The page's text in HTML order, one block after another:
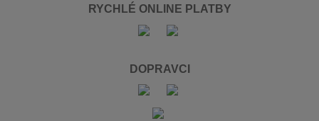
RYCHLÉ ONLINE PLATBY
DOPRAVCI